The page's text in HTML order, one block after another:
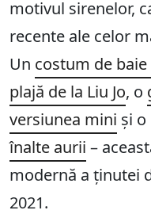
motivul sirenelor,
recente ale celor
Un costum de
plajă de la Liu Jo, o
versiunea mini și o
înalte aurii –
modernă a ținutei
2021.